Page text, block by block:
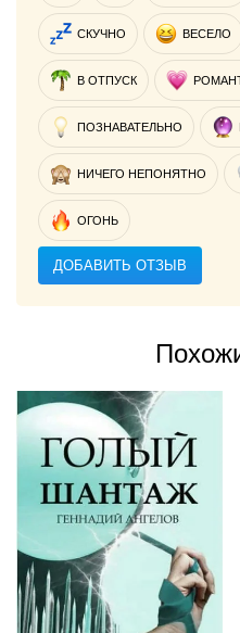
СКУЧНО ВЕСЕЛО
В ОТПУСК
ПОЗНАВАТЕЛЬНО
НИЧЕГО НЕПОНЯТНО
ОГОНЬ
ДОБАВИТЬ ОТЗЫВ